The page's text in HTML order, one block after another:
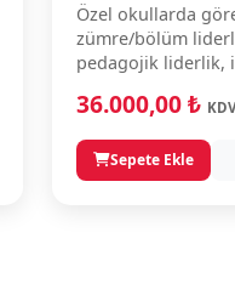
Özel okullarda
zümre/bölüm
pedagojik liderlik,
36.000,00 ₺
Sepete Ekle